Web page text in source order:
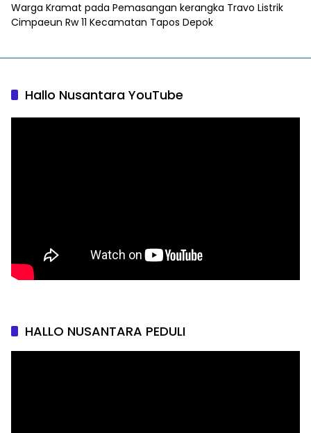
Warga Kramat pada Pemasangan kerangka Travo Listrik
Cimpaeun Rw 11 Kecamatan Tapos Depok
Hallo Nusantara YouTube
HALLO NUSANTARA PEDULI